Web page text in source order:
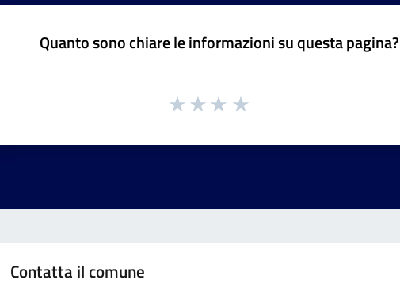
Quanto sono chiare le informazioni su questa pagina?
Contatta il comune